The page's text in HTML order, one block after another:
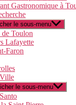
Gastronomique à
le sous-menu
de Toulon
Lafayette
Faron
le sous-menu